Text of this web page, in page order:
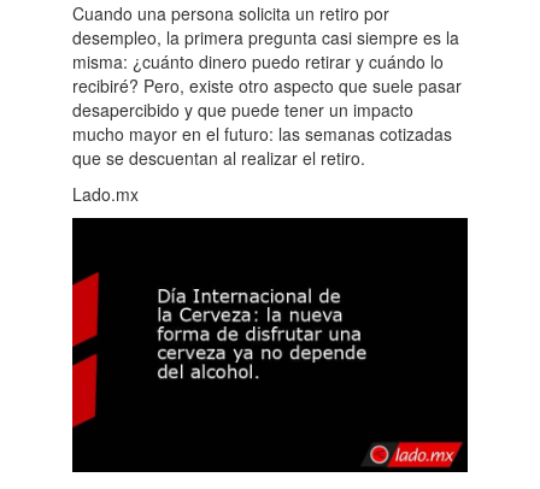
Cuando una persona solicita un retiro por
desempleo, la primera pregunta casi siempre es la
misma: ¿cuánto dinero puedo retirar y cuándo lo
recibiré? Pero, existe otro aspecto que suele pasar
desapercibido y que puede tener un impacto
mucho mayor en el futuro: las semanas cotizadas
que se descuentan al realizar el retiro.
Lado.mx